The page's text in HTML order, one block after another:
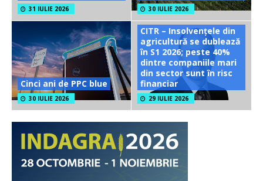
31 IULIE 2026 30 IULIE 2026
Cinci ani de PPC blue
30 IULIE 2026
CITR – Insolvențele din
agricultură se dublează
în S1 2026; peste 40%
dintre companiile mari
din sector sunt în risc
financiar
29 IULIE 2026